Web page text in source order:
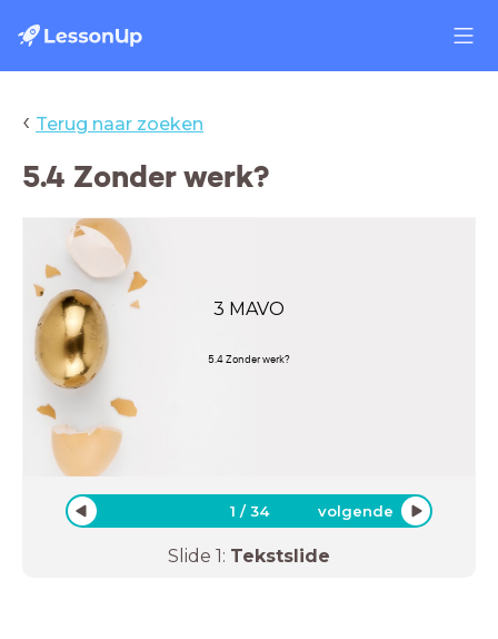
‹ Terug naar zoeken
5.4 Zonder werk?
3 MAVO
5.4 Zonder werk?
1 /34 volgende
Slide 1: Tekstslide